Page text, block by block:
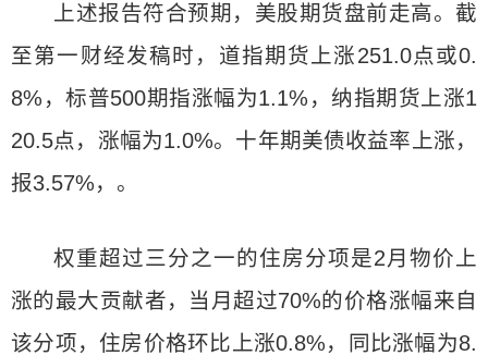
上述报告符合预期，美股期货盘前走高。截
至第一财经发稿时，道指期货上涨251.0点或0.
8%，标普500期指涨幅为1.1%，纳指期货上涨1
20.5点，涨幅为1.0%。十年期美债收益率上涨，
报3.57%，。
权重超过三分之一的住房分项是2月物价上
涨的最大贡献者，当月超过70%的价格涨幅来自
该分项，住房价格环比上涨0.8%，同比涨幅为8.